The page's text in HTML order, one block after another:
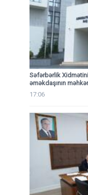
Səfərbərlik
əməkdaşının
17:06